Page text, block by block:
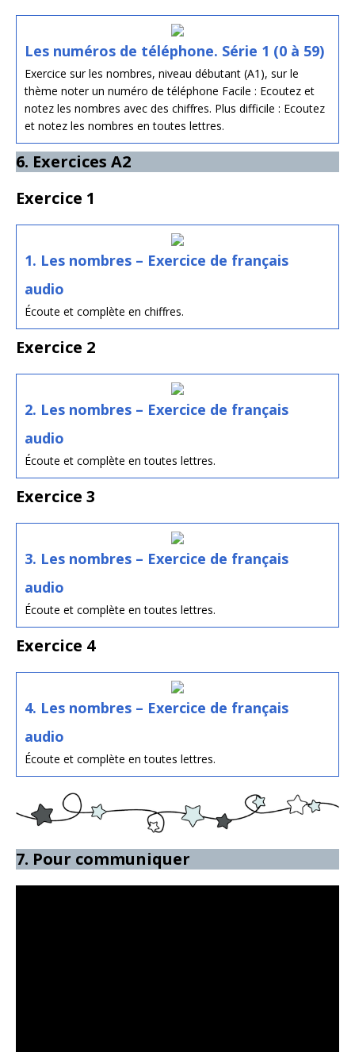
Les numéros de téléphone. Série 1 (0 à 59)
Exercice sur les nombres, niveau débutant (A1), sur le
thème noter un numéro de téléphone Facile : Ecoutez et
notez les nombres avec des chiffres. Plus difficile : Ecoutez
et notez les nombres en toutes lettres.
6. Exercices A2
Exercice 1
1. Les nombres – Exercice de français
audio
Écoute et complète en chiffres.
Exercice 2
2. Les nombres – Exercice de français
audio
Écoute et complète en toutes lettres.
Exercice 3
3. Les nombres – Exercice de français
audio
Écoute et complète en toutes lettres.
Exercice 4
4. Les nombres – Exercice de français
audio
Écoute et complète en toutes lettres.
7. Pour communiquer